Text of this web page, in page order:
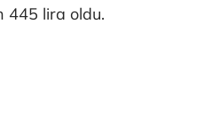
445 lira oldu.